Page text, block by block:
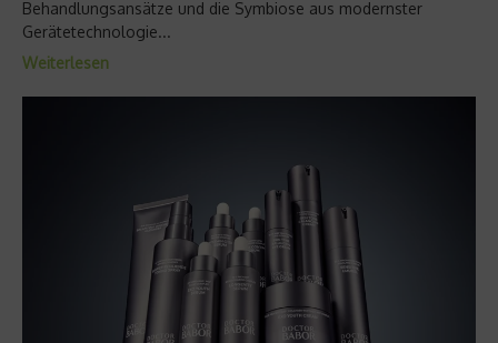
Behandlungsansätze und die Symbiose aus modernster
Gerätetechnologie...
Weiterlesen